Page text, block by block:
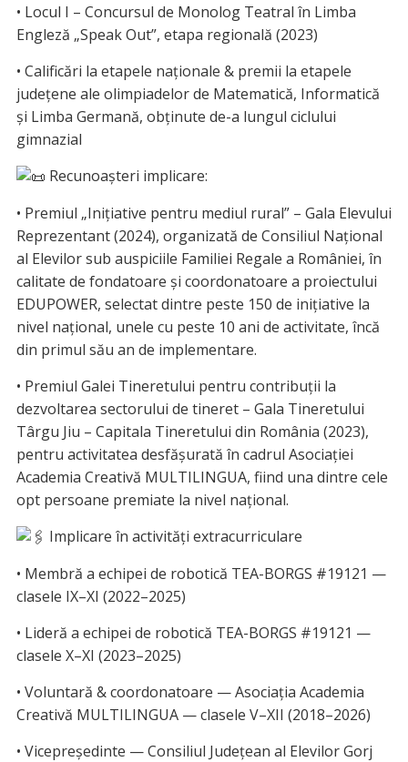
• Locul I – Concursul de Monolog Teatral în Limba
Engleză „Speak Out”, etapa regională (2023)
• Calificări la etapele naționale & premii la etapele
județene ale olimpiadelor de Matematică, Informatică
și Limba Germană, obținute de-a lungul ciclului
gimnazial
Recunoașteri implicare:
• Premiul „Inițiative pentru mediul rural” – Gala Elevului
Reprezentant (2024), organizată de Consiliul Național
al Elevilor sub auspiciile Familiei Regale a României, în
calitate de fondatoare și coordonatoare a proiectului
EDUPOWER, selectat dintre peste 150 de inițiative la
nivel național, unele cu peste 10 ani de activitate, încă
din primul său an de implementare.
• Premiul Galei Tineretului pentru contribuții la
dezvoltarea sectorului de tineret – Gala Tineretului
Târgu Jiu – Capitala Tineretului din România (2023),
pentru activitatea desfășurată în cadrul Asociației
Academia Creativă MULTILINGUA, fiind una dintre cele
opt persoane premiate la nivel național.
Implicare în activități extracurriculare
• Membră a echipei de robotică TEA-BORGS #19121 —
clasele IX–XI (2022–2025)
• Lideră a echipei de robotică TEA-BORGS #19121 —
clasele X–XI (2023–2025)
• Voluntară & coordonatoare — Asociația Academia
Creativă MULTILINGUA — clasele V–XII (2018–2026)
• Vicepreședinte — Consiliul Județean al Elevilor Gorj